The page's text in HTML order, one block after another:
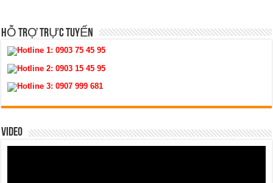
HỖ TRỢ TRỰC TUYẾN
Hotline 1:0903 75 45 95
Hotline 2:0903 15 45 95
Hotline 3:0907 999 681
VIDEO